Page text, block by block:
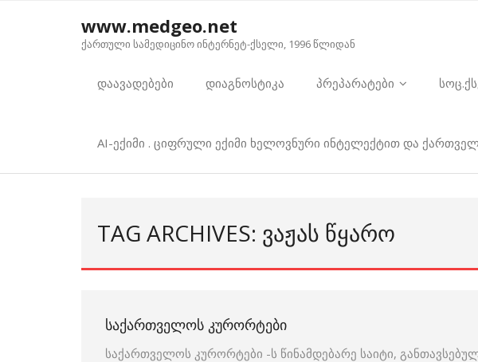
www.medgeo.net
ქართული სამედიცინო ინტერნეტ-ქსელი, 1996 წლიდან
დაავადებები დიაგნოსტიკა პრეპარატები
AI-ექიმი . ციფრული ექიმი ხელოვნური ინტელექტით და
TAG ARCHIVES: ᲕᲐᲟᲐᲡ ᲬᲧᲐᲠᲝ
ᲡᲐᲥᲐᲠᲗᲕᲔᲚᲝᲡ ᲙᲣᲠᲝᲠᲢᲔᲑᲘ
საქართველოს კურორტები -ს წინამდებარე საიტი,